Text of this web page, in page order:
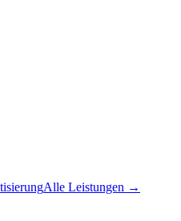
Alle Leistungen →